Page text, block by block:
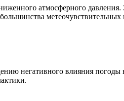
атмосферного
негативного влияния